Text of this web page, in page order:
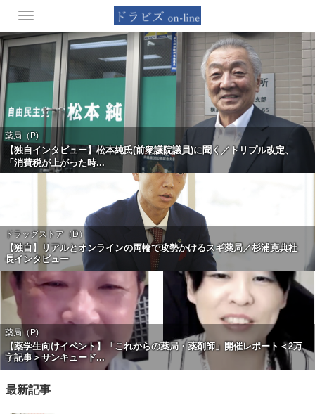
Toggle
navigation
薬局（P)
【独自インタビュー】松本純氏(前衆議院議員)に聞く／トリプル改定、
「消費税が上がった時...
ドラッグストア（D）
【独自】リアルとオンラインの両輪で攻勢かけるスギ薬局／杉浦克典社
長インタビュー
薬局（P)
【薬学生向けイベント】「これからの薬局・薬剤師」開催レポート＜2万
字記事＞サンキュード...
最新記事